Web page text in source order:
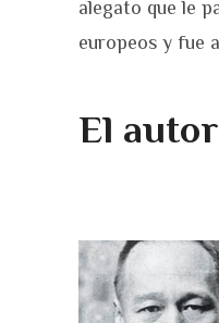
alegato que le
europeos y fue
El autor